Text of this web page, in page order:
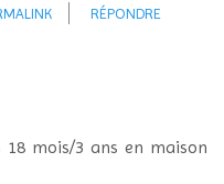
RÉPONDRE
18 mois/3 ans en maison